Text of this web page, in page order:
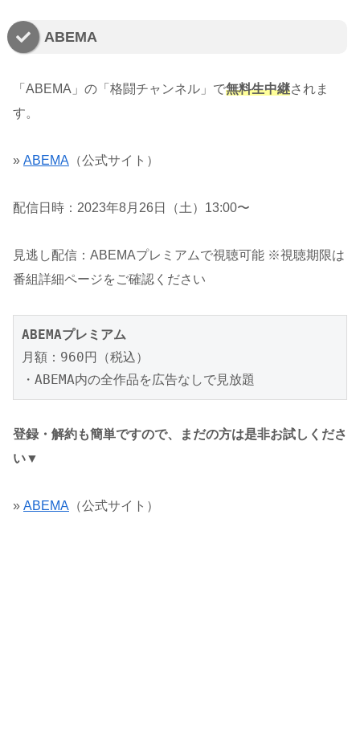
ABEMA
「ABEMA」の「格闘チャンネル」で無料生中継されま
す。
» ABEMA （公式サイト）
配信日時：2023年8月26日（土）13:00〜
見逃し配信：ABEMAプレミアムで視聴可能 ※視聴期限は
番組詳細ページをご確認ください
ABEMAプレミアム
月額：960円（税込）
・ABEMA内の全作品を広告なしで見放題
登録・解約も簡単ですので、まだの方は是非お試しくださ
い▼
» ABEMA （公式サイト）